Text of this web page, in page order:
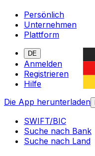
Persönlich
Unternehmen
Plattform
DE
Anmelden
Registrieren
Hilfe
Die App herunterladen
SWIFT/BIC
Suche nach Bank
Suche nach Land